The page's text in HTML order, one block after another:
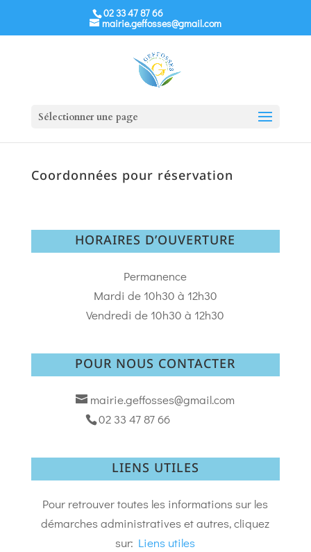
02 33 47 87 66
mairie.geffosses@gmail.com
Sélectionner une page
Coordonnées pour réservation
HORAIRES D’OUVERTURE
Permanence
Mardi de 10h30 à 12h30
Vendredi de 10h30 à 12h30
POUR NOUS CONTACTER
mairie.geffosses@gmail.com
02 33 47 87 66
LIENS UTILES
Pour retrouver toutes les informations sur les
démarches administratives et autres, cliquez
sur: Liens utiles